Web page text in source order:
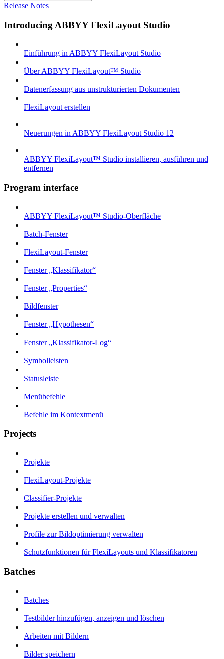
Release Notes
Introducing ABBYY FlexiLayout Studio
Einführung in ABBYY FlexiLayout Studio
Über ABBYY FlexiLayout™ Studio
Datenerfassung aus unstrukturierten Dokumenten
FlexiLayout erstellen
Neuerungen in ABBYY FlexiLayout Studio 12
ABBYY FlexiLayout™ Studio installieren, ausführen und
entfernen
Program interface
ABBYY FlexiLayout™ Studio-Oberfläche
Batch-Fenster
FlexiLayout-Fenster
Fenster „Klassifikator“
Fenster „Properties“
Bildfenster
Fenster „Hypothesen“
Fenster „Klassifikator-Log“
Symbolleisten
Statusleiste
Menübefehle
Befehle im Kontextmenü
Projects
Projekte
FlexiLayout-Projekte
Classifier-Projekte
Projekte erstellen und verwalten
Profile zur Bildoptimierung verwalten
Schutzfunktionen für FlexiLayouts und Klassifikatoren
Batches
Batches
Testbilder hinzufügen, anzeigen und löschen
Arbeiten mit Bildern
Bilder speichern